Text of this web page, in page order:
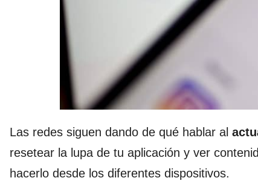
Las redes siguen dando de qué hablar al
resetear la lupa de tu aplicación y ver
hacerlo desde los diferentes dispositivos.